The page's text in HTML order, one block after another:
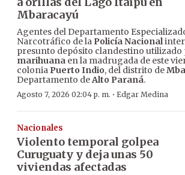
Mbaracayú
Agentes del Departamento
Narcotráfico de la Policía Nacional
presunto depósito clandestino utilizado
marihuana en la madrugada de este
colonia Puerto Indio, del distrito de
Departamento deAlto Paraná.
Agosto 7, 2026 02:04 p. m. · Edgar Medina
Nacionales
Violento temporal golpea
Curuguaty y deja unas 50
viviendas afectadas